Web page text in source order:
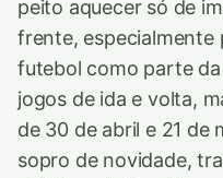
peito aquecer só de
frente, especialmente
futebol como parte
jogos de ida e volta,
de 30 de abril e 21 de
sopro de novidade,